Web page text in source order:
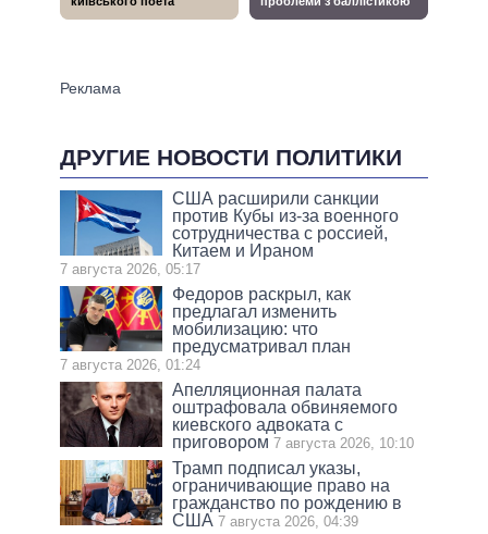
ДРУГИЕ НОВОСТИ ПОЛИТИКИ
США расширили санкции
против Кубы из-за военного
сотрудничества с россией,
Китаем и Ираном
7 августа 2026, 05:17
Федоров раскрыл, как
предлагал изменить
мобилизацию: что
предусматривал план
7 августа 2026, 01:24
Апелляционная палата
оштрафовала обвиняемого
киевского адвоката с
приговором 7 августа 2026, 10:10
Трамп подписал указы,
ограничивающие право на
гражданство по рождению в
США 7 августа 2026, 04:39